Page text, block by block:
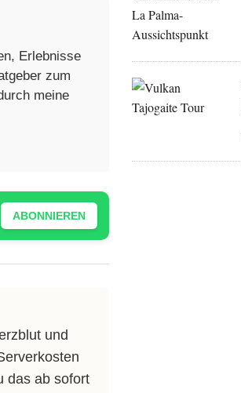
Erlebnisse
zum
meine
ABONNIEREN
und
das ab sofort